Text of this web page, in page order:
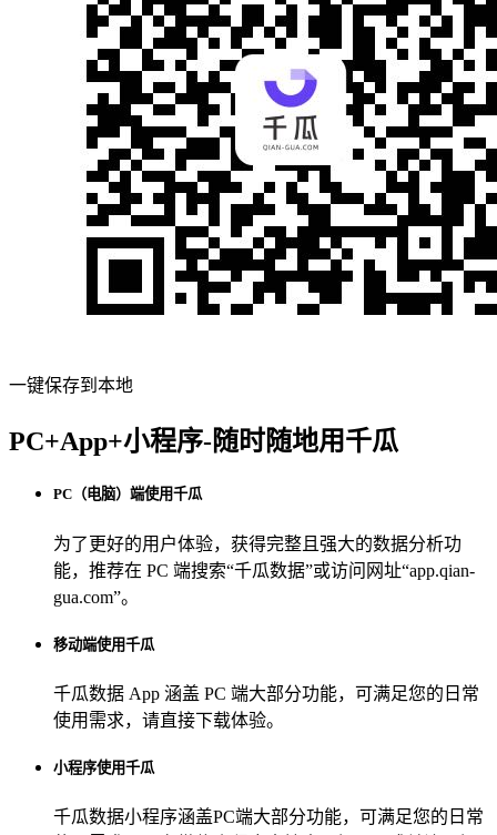
一键保存到本地
PC+App+小程序-随时随地用千瓜
PC（电脑）端使用千瓜
为了更好的用户体验，获得完整且强大的数据分析功
能，推荐在 PC 端搜索“千瓜数据”或访问网址“app.qian-
gua.com”。
移动端使用千瓜
千瓜数据 App 涵盖 PC 端大部分功能，可满足您的日常
使用需求，请直接下载体验。
小程序使用千瓜
千瓜数据小程序涵盖PC端大部分功能，可满足您的日常